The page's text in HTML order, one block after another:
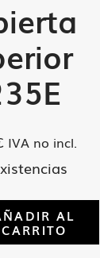
IVA no incl.
AL
CARRITO